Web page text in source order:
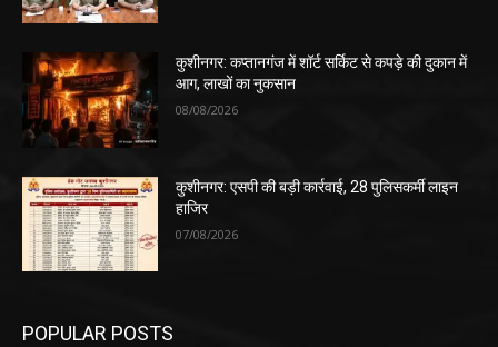
कुशीनगर: कप्तानगंज में शॉर्ट सर्किट से कपड़े की दुकान में
आग, लाखों का नुकसान
08/08/2026
कुशीनगर: एसपी की बड़ी कार्रवाई, 28 पुलिसकर्मी लाइन
हाजिर
07/08/2026
POPULAR POSTS